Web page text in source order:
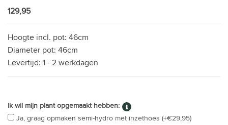
129,95
Hoogte incl. pot: 46cm
Diameter pot: 46cm
Levertijd: 1 - 2 werkdagen
Ik wil mijn plant opgemaakt hebben:
Ja, graag opmaken semi-hydro met inzethoes (+€29,95)